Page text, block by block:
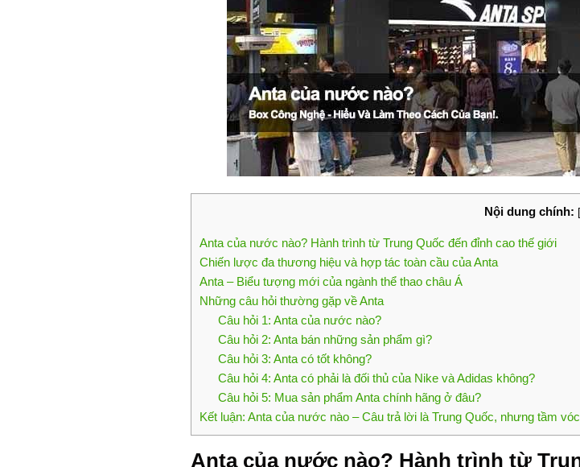
Nội dung chính: [
Anta của nước nào? Hành trình từ Trung Quốc đến đỉnh cao thế giới
Chiến lược đa thương hiệu và hợp tác toàn cầu của Anta
Anta – Biểu tượng mới của ngành thể thao châu Á
Những câu hỏi thường gặp về Anta
Câu hỏi 1: Anta của nước nào?
Câu hỏi 2: Anta bán những sản phẩm gì?
Câu hỏi 3: Anta có tốt không?
Câu hỏi 4: Anta có phải là đối thủ của Nike và Adidas không?
Câu hỏi 5: Mua sản phẩm Anta chính hãng ở đâu?
Kết luận: Anta của nước nào – Câu trả lời là Trung Quốc, nhưng tầm
Anta của nước nào? Hành trình từ